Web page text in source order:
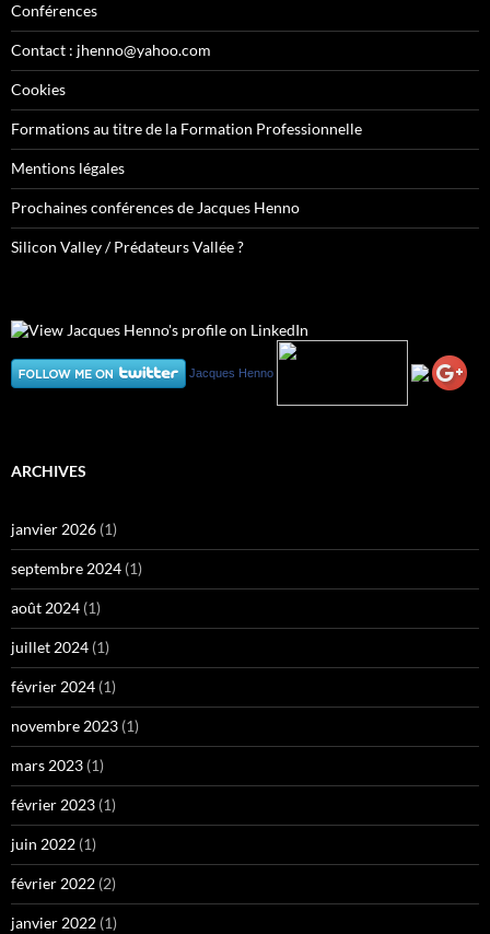
Conférences
Contact : jhenno@yahoo.com
Cookies
Formations au titre de la Formation Professionnelle
Mentions légales
Prochaines conférences de Jacques Henno
Silicon Valley / Prédateurs Vallée ?
Jacques Henno
ARCHIVES
janvier 2026 (1)
septembre 2024 (1)
août 2024 (1)
juillet 2024 (1)
février 2024 (1)
novembre 2023 (1)
mars 2023 (1)
février 2023 (1)
juin 2022 (1)
février 2022 (2)
janvier 2022 (1)